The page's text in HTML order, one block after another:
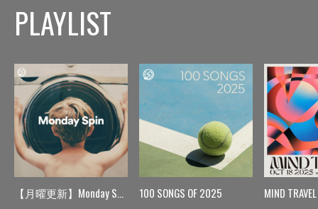
PLAYLIST
【月曜更新】Monday Spin 100 SONGS OF 2025 MIND TRAVEL